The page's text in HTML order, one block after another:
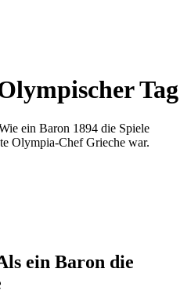
Tag
ein Baron 1894 die Spiele
Olympia-Chef Grieche war.
ein Baron die